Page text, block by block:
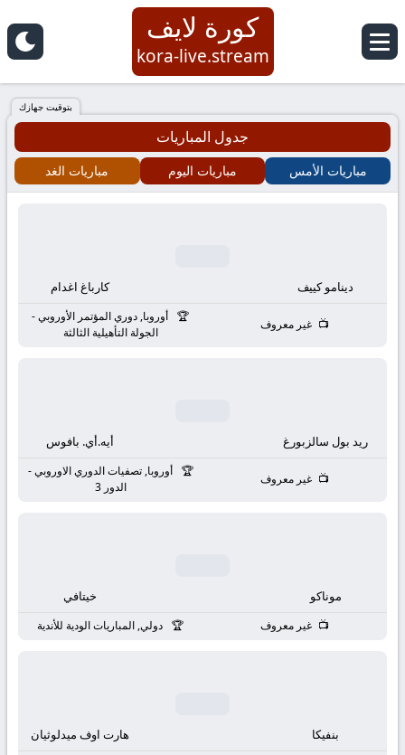
كورة
لايف
|
koora
مباريات
مباشر
كورة لايف
kora-live.stream
بتوقيت جهازك
جدول المباريات
مباريات الأمس مباريات اليوم مباريات الغد
دينامو كييف كارباغ اغدام
غير معروف
أوروبا, دوري المؤتمر الأوروبي -
الجولة التأهيلية الثالثة
ريد بول سالزبورغ أيه.أي. بافوس
غير معروف
أوروبا, تصفيات الدوري الاوروبي -
الدور 3
موناكو خيتافي
غير معروف دولي, المباريات الودية للأندية
بنفيكا هارت اوف ميدلوثيان